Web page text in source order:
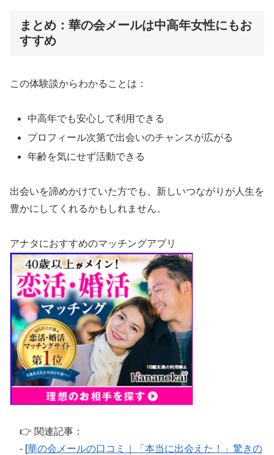
まとめ：華の会メールは中高年女性にもお
すすめ
この体験談からわかることは：
中高年でも安心して利用できる
プロフィール次第で出会いのチャンスが広がる
年齢を気にせず活動できる
出会いを諦めかけていた方でも、新しいつながりが人生を
豊かにしてくれるかもしれません。
アナタにおすすめのマッチングアプリ
👉 関連記事：
- [華の会メールの口コミ｜「本当に出会えた！」驚きの